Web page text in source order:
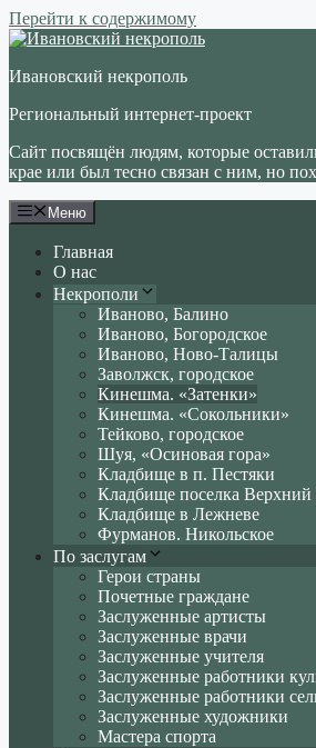
Перейти к содержимому
Ивановский некрополь
Региональный интернет-проект
Сайт посвящён людям, которые
крае или был тесно связан с ним, но
Меню
Главная
О нас
Некрополи
Иваново, Балино
Иваново, Богородское
Иваново, Ново-Талицы
Заволжск, городское
Кинешма. «Затенки»
Кинешма. «Сокольники»
Тейково, городское
Шуя, «Осиновая гора»
Кладбище в п. Пестяки
Кладбище поселка Верхний
Кладбище в Лежневе
Фурманов. Никольское
По заслугам
Герои страны
Почетные граждане
Заслуженные артисты
Заслуженные врачи
Заслуженные учителя
Заслуженные работники
Заслуженные работники
Заслуженные художники
Мастера спорта